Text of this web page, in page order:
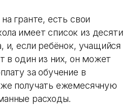
гранте, есть свои
имеет список из десяти
и, если ребёнок, учащийся
в один из них, он может
за обучение в
получать ежемесячную
расходы.